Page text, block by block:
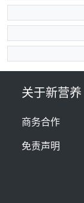
关于新营养
商务合作
免责声明